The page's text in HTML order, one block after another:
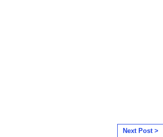
Next Post >